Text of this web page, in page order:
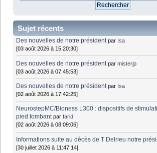
Sujet récents
Des nouvelles de notre président par Isa
[03 août 2026 à 15:20:30]
Des nouvelles de notre président parmisterjp
[03 août 2026 à 07:45:53]
Des nouvelles de notre président par Isa
[02 août 2026 à 17:42:25]
NeurostepMC/Bioness L300 : dispositifs de
pied tombant parfarid
[02 août 2026 à 08:09:06]
Informations suite au décès de T Delrieu notre
[30 juillet 2026 à 11:47:14]